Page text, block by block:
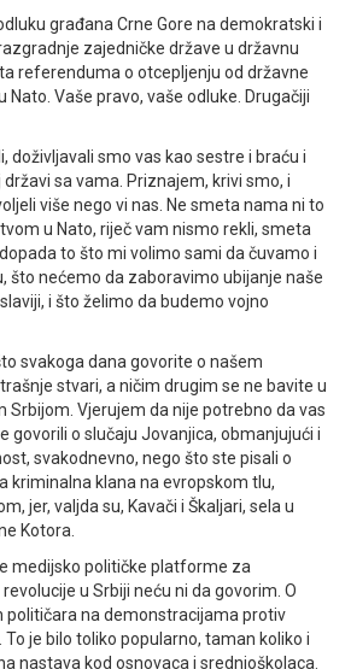
građana Crne Gore na demokratski i
zajedničke države u državnu
referenduma o otcepljenju od državne
Nato. Vaše pravo, vaše odluke. Drugačiji
doživljavali smo vas kao sestre i braću i
sa vama. Priznajem, krivi smo, i
više nego vi nas. Ne smeta nama ni to
u Nato, riječ vam nismo rekli, smeta
to što mi volimo sami da čuvamo i
što nećemo da zaboravimo ubijanje naše
i što želimo da budemo vojno
svakoga dana govorite o našem
stvari, a ničim drugim se ne bavite u
Srbijom. Vjerujem da nije potrebno da vas
govorili o slučaju Јovanjica, obmanjujući i
svakodnevno, nego što ste pisali o
kriminalna klana na evropskom tlu,
jer, valjda su, Kavači i Škaljari, sela u
Kotora.
medijsko političke platforme za
u Srbiji neću ni da govorim. O
političara na demonstracijama protiv
je bilo toliko popularno, taman koliko i
nastava kod osnovaca i srednjoškolaca.